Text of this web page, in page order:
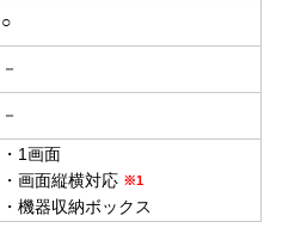
○
－
－
・1画面
・画面縦横対応 ※1
・機器収納ボックス